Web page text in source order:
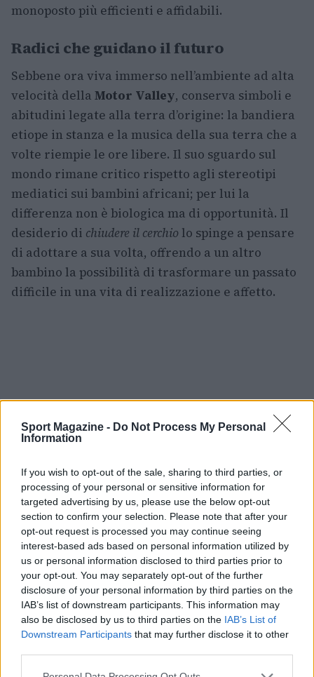
Sport Magazine - Do Not Process My Personal
Information
If you wish to opt-out of the sale, sharing to third parties, or
processing of your personal or sensitive information for
targeted advertising by us, please use the below opt-out
section to confirm your selection. Please note that after your
opt-out request is processed you may continue seeing
interest-based ads based on personal information utilized by
us or personal information disclosed to third parties prior to
your opt-out. You may separately opt-out of the further
disclosure of your personal information by third parties on the
IAB’s list of downstream participants. This information may
also be disclosed by us to third parties on the IAB’s List of
Downstream Participants that may further disclose it to other
Please note that this website/app uses one or more Google
monoposto più efficienti e affidabili.
Radici che guidano il futuro
Sebbene ora viva immerso nell’ambiente ad alta
velocità della Motor Valley, conserva simboli e
abitudini legate alla terra d’origine: la bandiera
etiope in stanza e la musica della sua terra che a
volte riempie le ore libere. Il suo sguardo sul
mondo rimane critico rispetto agli stereotipi
mediatici sui bambini africani; per lui la
differenza non è biologica ma di opportunità. Il
desiderio di chiudere il cerchio lo spinge a pensare
di adottare a sua volta, offrendo a un altro
bambino la possibilità di trasformare un passato
difficile in una vita di realizzazione e affetto.
AUTORE
Ilaria Mauri
Ilaria Mauri, bolognese, decise di seguire il
giornalismo sportivo dopo una notte al